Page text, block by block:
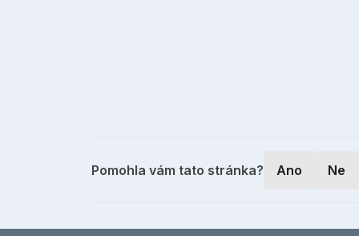
Pomohla vám tato stránka? Ano Ne